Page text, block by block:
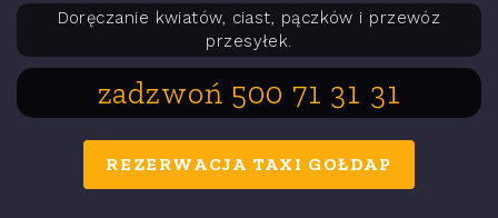
Doręczanie kwiatów, ciast, pączków i przewóz
przesyłek.
zadzwoń 500 71 31 31
REZERWACJA TAXI GOŁDAP